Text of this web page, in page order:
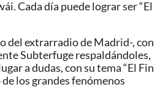
Cada día puede lograr ser “El
del extrarradio de Madrid-, con
Subterfuge respaldándoles,
a dudas, con su tema “El Fin
los grandes fenómenos